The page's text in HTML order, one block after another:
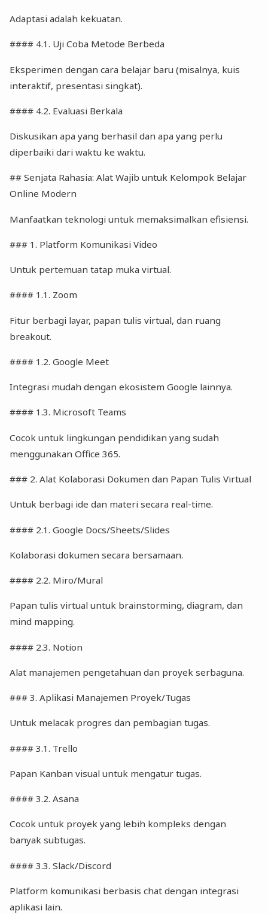
Adaptasi adalah kekuatan.
#### 4.1. Uji Coba Metode Berbeda
Eksperimen dengan cara belajar baru (misalnya, kuis
interaktif, presentasi singkat).
#### 4.2. Evaluasi Berkala
Diskusikan apa yang berhasil dan apa yang perlu
diperbaiki dari waktu ke waktu.
## Senjata Rahasia: Alat Wajib untuk Kelompok Belajar
Online Modern
Manfaatkan teknologi untuk memaksimalkan efisiensi.
### 1. Platform Komunikasi Video
Untuk pertemuan tatap muka virtual.
#### 1.1. Zoom
Fitur berbagi layar, papan tulis virtual, dan ruang
breakout.
#### 1.2. Google Meet
Integrasi mudah dengan ekosistem Google lainnya.
#### 1.3. Microsoft Teams
Cocok untuk lingkungan pendidikan yang sudah
menggunakan Office 365.
### 2. Alat Kolaborasi Dokumen dan Papan Tulis Virtual
Untuk berbagi ide dan materi secara real-time.
#### 2.1. Google Docs/Sheets/Slides
Kolaborasi dokumen secara bersamaan.
#### 2.2. Miro/Mural
Papan tulis virtual untuk brainstorming, diagram, dan
mind mapping.
#### 2.3. Notion
Alat manajemen pengetahuan dan proyek serbaguna.
### 3. Aplikasi Manajemen Proyek/Tugas
Untuk melacak progres dan pembagian tugas.
#### 3.1. Trello
Papan Kanban visual untuk mengatur tugas.
#### 3.2. Asana
Cocok untuk proyek yang lebih kompleks dengan
banyak subtugas.
#### 3.3. Slack/Discord
Platform komunikasi berbasis chat dengan integrasi
aplikasi lain.